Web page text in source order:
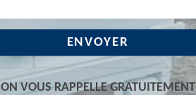
ON VOUS RAPPELLE GRATUITEMENT